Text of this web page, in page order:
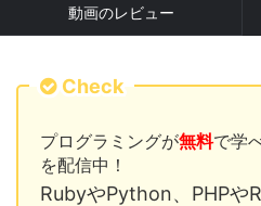
動画のレビュー
Check
プログラミングが無料で学
を配信中！
RubyやPython、PHPや